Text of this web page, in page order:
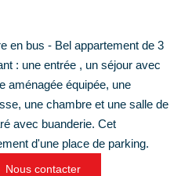
en bus - Bel appartement de 3
: une entrée , un séjour avec
aménagée équipée, une
une chambre et une salle de
avec buanderie. Cet
d'une place de parking.
Nous contacter